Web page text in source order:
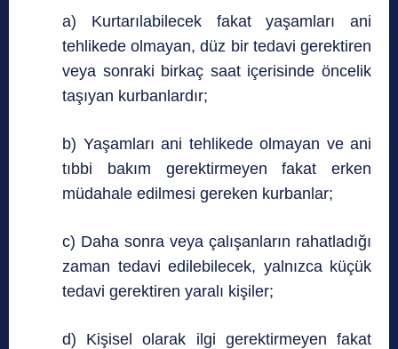
a) Kurtarılabilecek fakat yaşamları ani
tehlikede olmayan, düz bir tedavi gerektiren
veya sonraki birkaç saat içerisinde öncelik
taşıyan kurbanlardır;
b) Yaşamları ani tehlikede olmayan ve ani
tıbbi bakım gerektirmeyen fakat erken
müdahale edilmesi gereken kurbanlar;
c) Daha sonra veya çalışanların rahatladığı
zaman tedavi edilebilecek, yalnızca küçük
tedavi gerektiren yaralı kişiler;
d) Kişisel olarak ilgi gerektirmeyen fakat